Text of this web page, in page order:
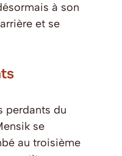
à son
et se
perdants du
se
au troisième